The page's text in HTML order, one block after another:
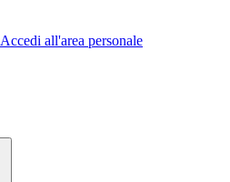
Accedi all'area personale